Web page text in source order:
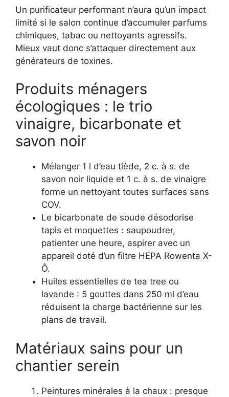
Un purificateur performant n’aura qu’un impact
limité si le salon continue d’accumuler parfums
chimiques, tabac ou nettoyants agressifs.
Mieux vaut donc s’attaquer directement aux
générateurs de toxines.
Produits ménagers
écologiques : le trio
vinaigre, bicarbonate et
savon noir
Mélanger 1 l d’eau tiède, 2 c. à s. de
savon noir liquide et 1 c. à s. de vinaigre
forme un nettoyant toutes surfaces sans
COV.
Le bicarbonate de soude désodorise
tapis et moquettes : saupoudrer,
patienter une heure, aspirer avec un
appareil doté d’un filtre HEPA Rowenta X-
Ô.
Huiles essentielles de tea tree ou
lavande : 5 gouttes dans 250 ml d’eau
réduisent la charge bactérienne sur les
plans de travail.
Matériaux sains pour un
chantier serein
Peintures minérales à la chaux : presque